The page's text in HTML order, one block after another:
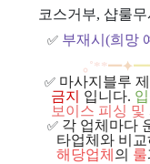
코스거부, 샵룰
✅ 부재시(희망
｡˚**━✦━
✅ 마사지블루
금지
입니다.
보이스 피싱
✅ 각 업체마다
타업체와 비
해당업체 의 룰